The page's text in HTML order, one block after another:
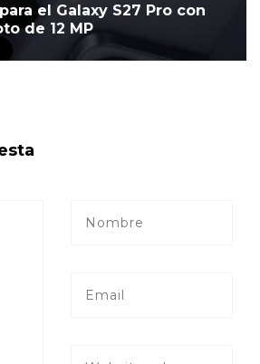
el Galaxy S27 Pro con
de 12 MP